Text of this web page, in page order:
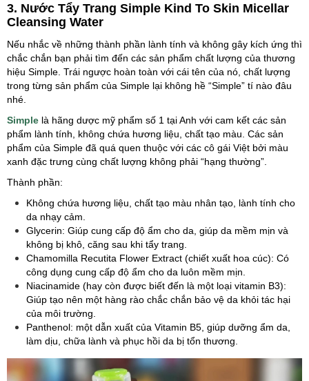
3. Nước Tẩy Trang Simple Kind To Skin Micellar
Cleansing Water
Nếu nhắc về những thành phần lành tính và không gây kích ứng thì
chắc chắn bạn phải tìm đến các sản phẩm chất lượng của thương
hiệu Simple. Trái ngược hoàn toàn với cái tên của nó, chất lượng
trong từng sản phẩm của Simple lại không hề “Simple” tí nào đâu
nhé.
Simple là hãng dược mỹ phẩm số 1 tại Anh với cam kết các sản
phẩm lành tính, không chứa hương liệu, chất tạo màu. Các sản
phẩm của Simple đã quá quen thuộc với các cô gái Việt bởi màu
xanh đặc trưng cùng chất lượng không phải “hạng thường”.
Thành phần:
Không chứa hương liệu, chất tạo màu nhân tạo, lành tính cho
da nhạy cảm.
Glycerin: Giúp cung cấp độ ẩm cho da, giúp da mềm mịn và
không bị khô, căng sau khi tẩy trang.
Chamomilla Recutita Flower Extract (chiết xuất hoa cúc): Có
công dụng cung cấp độ ẩm cho da luôn mềm mịn.
Niacinamide (hay còn được biết đến là một loại vitamin B3):
Giúp tạo nên một hàng rào chắc chắn bảo vệ da khỏi tác hại
của môi trường.
Panthenol: một dẫn xuất của Vitamin B5, giúp dưỡng ẩm da,
làm dịu, chữa lành và phục hồi da bị tổn thương.